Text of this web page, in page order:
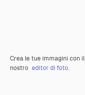
Crea le tue immagini con il
nostro editor di foto.